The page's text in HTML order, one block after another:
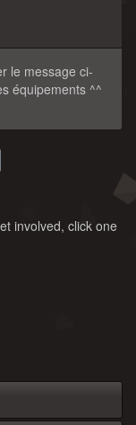
le message ci-
équipements ^^
involved, click one